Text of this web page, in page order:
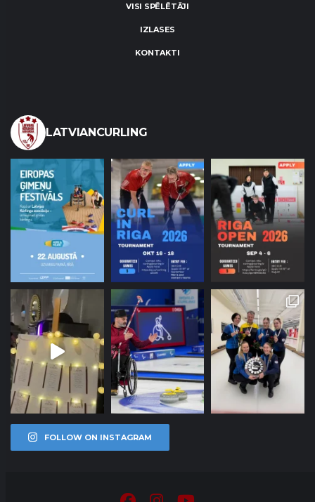
VISI SPĒLĒTĀJI
IZLASES
KONTAKTI
LATVIANCURLING
FOLLOW ON INSTAGRAM